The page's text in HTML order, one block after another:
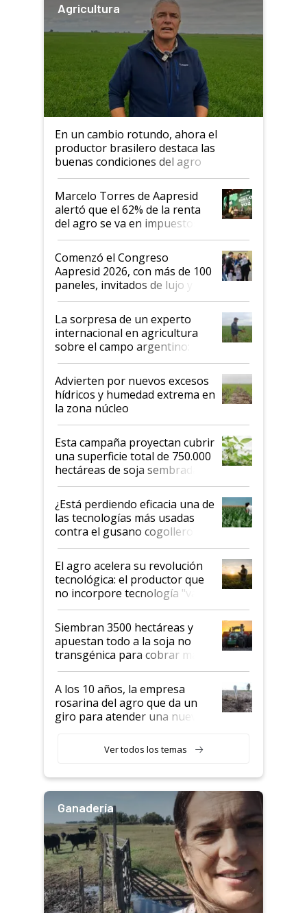
Agricultura
En un cambio rotundo, ahora el
productor brasilero destaca las
buenas condiciones del agro
argentino para invertir: "Los veo
más motivados"
Marcelo Torres de Aapresid
alertó que el 62% de la renta
del agro se va en impuestos:
"No es bueno que en
Argentina se sigan discutiendo
las mismas cosas de hace 50
años"
Comenzó el Congreso
Aapresid 2026, con más de 100
paneles, invitados de lujo y
todas las tendencias
La sorpresa de un experto
internacional en agricultura
sobre el campo argentino:
"Estoy muy impresionado"
Advierten por nuevos excesos
hídricos y humedad extrema en
la zona núcleo
Esta campaña proyectan cubrir
una superficie total de 750.000
hectáreas de soja sembradas
con una nueva generación de
variedades que marcan un
salto tecnológico en genética y
rendimiento
¿Está perdiendo eficacia una de
las tecnologías más usadas
contra el gusano cogollero? El
desafío de una tecnología clave
El agro acelera su revolución
tecnológica: el productor que
no incorpore tecnología "va a
perder el tren"
Siembran 3500 hectáreas y
apuestan todo a la soja no
transgénica para cobrar más
por tonelada: compraron un
semillero
A los 10 años, la empresa
rosarina del agro que da un
giro para atender una nueva
Ver todos los temas
Ganadería